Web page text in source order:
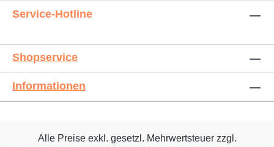
Service-Hotline
Shopservice
Informationen
Alle Preise exkl. gesetzl. Mehrwertsteuer zzgl.